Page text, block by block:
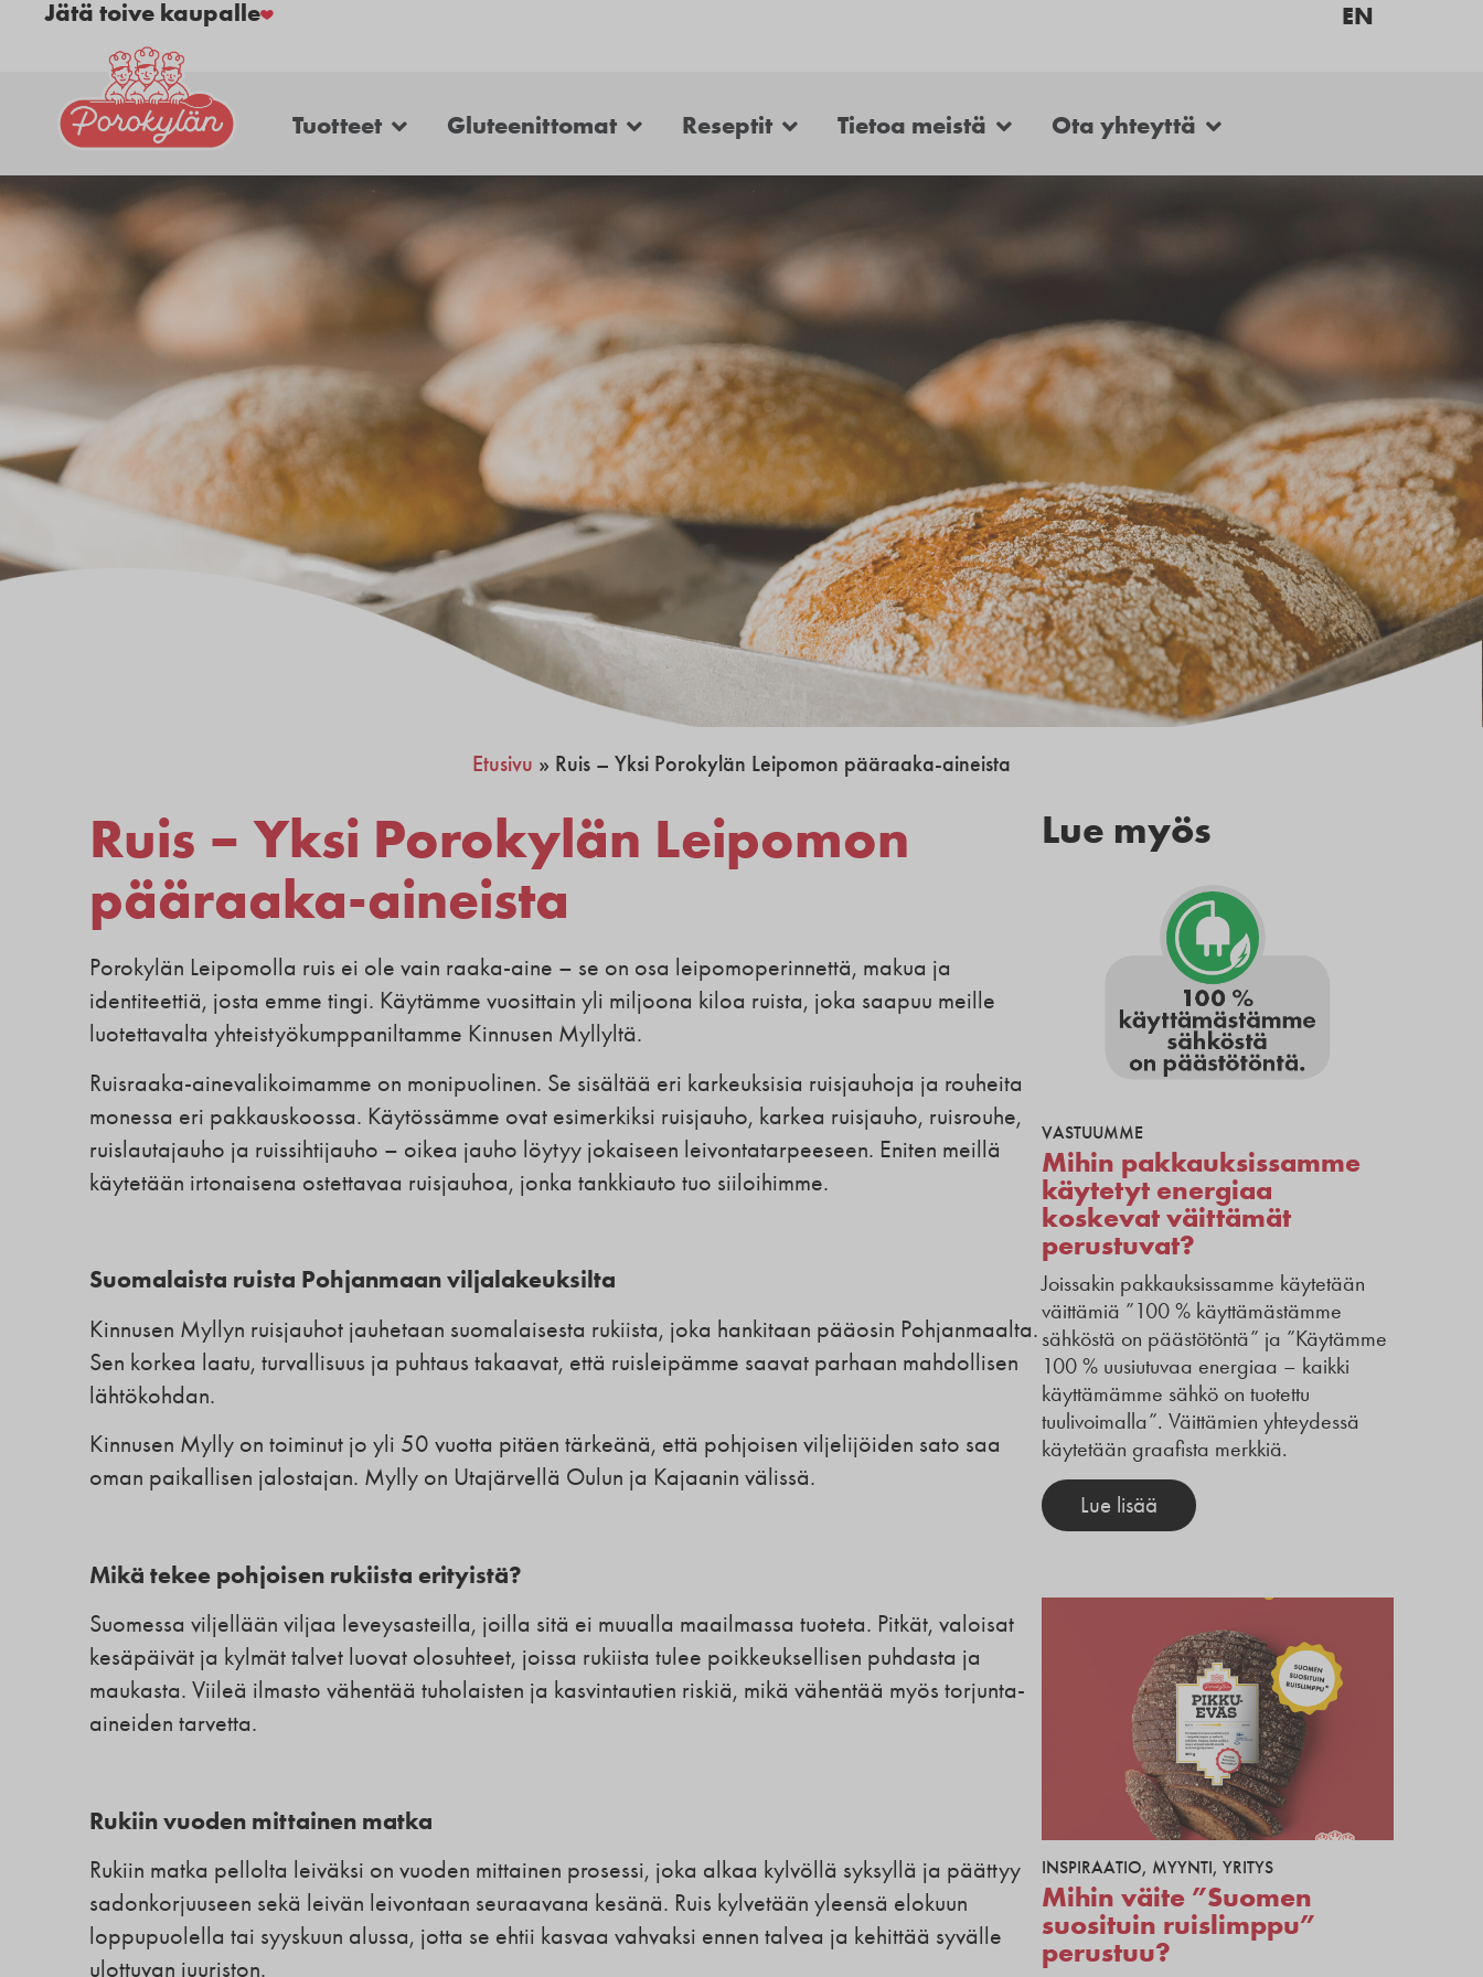
Jätä toive kaupalle EN
Tuotteet Gluteenittomat Reseptit Tietoa meistä Ota yhteyttä
Etusivu » Ruis – Yksi Porokylän Leipomon pääraaka-aineista
Ruis – Yksi Porokylän Leipomon
pääraaka-aineista
Porokylän Leipomolla ruis ei ole vain raaka-aine – se on osa leipomoperinnettä, makua ja
identiteettiä, josta emme tingi. Käytämme vuosittain yli miljoona kiloa ruista, joka saapuu meille
luotettavalta yhteistyökumppaniltamme Kinnusen Myllyltä.
Ruisraaka-ainevalikoimamme on monipuolinen. Se sisältää eri karkeuksisia ruisjauhoja ja rouheita
monessa eri pakkauskoossa. Käytössämme ovat esimerkiksi ruisjauho, karkea ruisjauho, ruisrouhe,
ruislautajauho ja ruissihtijauho – oikea jauho löytyy jokaiseen leivontatarpeeseen. Eniten meillä
käytetään irtonaisena ostettavaa ruisjauhoa, jonka tankkiauto tuo siiloihimme.
Suomalaista ruista Pohjanmaan viljalakeuksilta
Kinnusen Myllyn ruisjauhot jauhetaan suomalaisesta rukiista, joka hankitaan pääosin Pohjanmaalta.
Sen korkea laatu, turvallisuus ja puhtaus takaavat, että ruisleipämme saavat parhaan mahdollisen
lähtökohdan.
Kinnusen Mylly on toiminut jo yli 50 vuotta pitäen tärkeänä, että pohjoisen viljelijöiden sato saa
oman paikallisen jalostajan. Mylly on Utajärvellä Oulun ja Kajaanin välissä.
Mikä tekee pohjoisen rukiista erityistä?
Suomessa viljellään viljaa leveysasteilla, joilla sitä ei muualla maailmassa tuoteta. Pitkät, valoisat
kesäpäivät ja kylmät talvet luovat olosuhteet, joissa rukiista tulee poikkeuksellisen puhdasta ja
maukasta. Viileä ilmasto vähentää tuholaisten ja kasvintautien riskiä, mikä vähentää myös torjunta-
aineiden tarvetta.
Rukiin vuoden mittainen matka
Rukiin matka pellolta leiväksi on vuoden mittainen prosessi, joka alkaa kylvöllä syksyllä ja päättyy
sadonkorjuuseen sekä leivän leivontaan seuraavana kesänä. Ruis kylvetään yleensä elokuun
loppupuolella tai syyskuun alussa, jotta se ehtii kasvaa vahvaksi ennen talvea ja kehittää syvälle
ulottuvan juuriston.
Lue myös
VASTUUMME
Mihin pakkauksissamme
käytetyt energiaa
koskevat väittämät
perustuvat?
Joissakin pakkauksissamme käytetään
väittämiä ”100 % käyttämästämme
sähköstä on päästötöntä” ja ”Käytämme
100 % uusiutuvaa energiaa – kaikki
käyttämämme sähkö on tuotettu
tuulivoimalla”. Väittämien yhteydessä
käytetään graafista merkkiä.
Lue lisää
INSPIRAATIO, MYYNTI,YRITYS
Mihin väite ”Suomen
suosituin ruislimppu”
perustuu?